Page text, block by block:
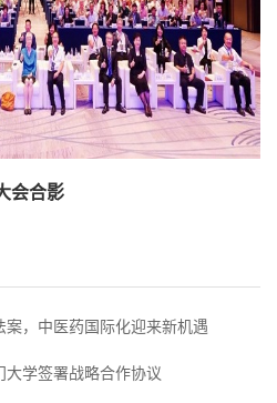
会合影
案，中医药国际化迎来新机遇
大学签署战略合作协议